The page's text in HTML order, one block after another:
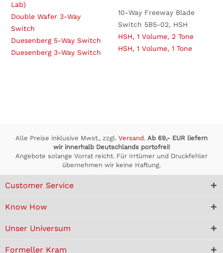
Lab)
Double Wafer 3-Way
Switch
Duesenberg 5-Way Switch
Duesenberg 3-Way Switch
10-Way Freeway Blade
Switch 5B5-02, HSH
HSH, 1 Volume, 2 Tone
HSH, 1 Volume, 1 Tone
Alle Preise inklusive Mwst., zzgl. Versand. Ab 69,- EUR liefern
wir innerhalb Deutschlands portofrei!
Angebote solange Vorrat reicht. Für Irrtümer und Druckfehler
übernehmen wir keine Haftung.
Customer Service
Know How
Unser Universum
Formeller Kram